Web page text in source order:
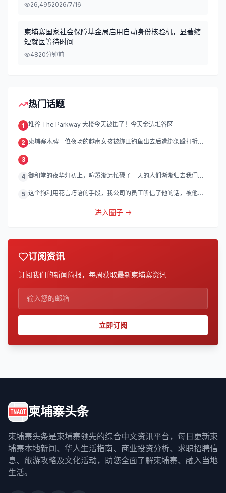
26,4952026/7/16
柬埔寨国家社会保障基金局启用自动身份核验机，显著缩
短就医等待时间
4820分钟前
热门话题
1 堆谷 The Parkway 大楼今天被围了！今天金边堆谷区
2 柬埔寨木牌一位夜场的越南女孩被绑匪钓鱼出去后遭绑架殴打折
3
4 御和堂的夜华灯初上，喧嚣渐远忙碌了一天的人们渐渐归去我们的
5 这个狗利用花言巧语的手段，我公司的员工听信了他的话，被他带
进入圈子 →
订阅资讯
订阅我们的新闻简报，每周获取最新柬埔寨资讯
立即订阅
柬埔寨头条
柬埔寨头条是柬埔寨领先的综合中文资讯平台，每日更新柬
埔寨本地新闻、华人生活指南、商业投资分析、求职招聘信
息、旅游攻略及文化活动，助您全面了解柬埔寨、融入当地
生活。